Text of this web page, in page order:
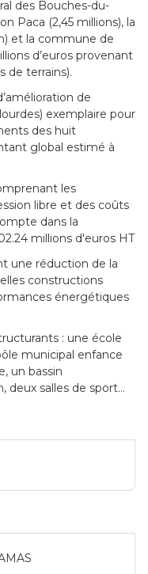
des Bouches-du-
Paca (2,45 millions), la
et la commune de
d’euros provenant
de terrains).
de
exemplaire pour
des huit
global estimé à
les
libre et des coûts
dans la
millions d'euros HT
une réduction de la
constructions
énergétiques
: une école
municipal enfance
un bassin
deux salles de sport…